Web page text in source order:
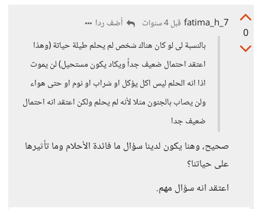
0
7_fatima_h قبل 4 سنوات
أضف ردا
بالنسبة لى لو كان هناك شخص لم يحلم طيلة حياتة (وهذا
اعتقد احتمال ضعيف جداً ويكاد يكون مستحيل) لن يموت
اذا انه الحلم ليس اكل يؤكل او شراب او نوم او حتى هواء
ولن يصاب بالجنون مثلا لأنه لم يحلم ولكن اعتقد انه احتمال
ضعيف جدا
صحيح، وهنا يكون لدينا سؤال ما فائدة الأحلام وما تأثيرها
على حياتنا؟
اعتقد انه سؤال مهم.